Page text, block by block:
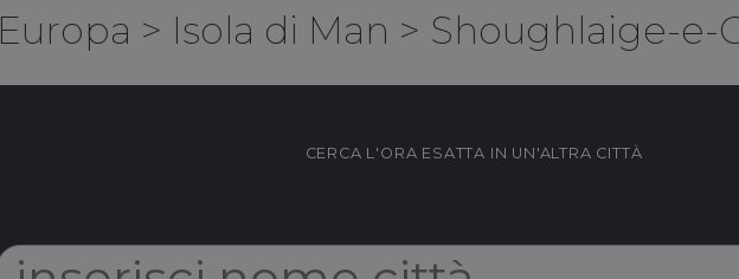
Europa > Isola di Man > Shoughlaige-e-
CERCA L'ORA ESATTA IN UN'ALTRA CITTÀ